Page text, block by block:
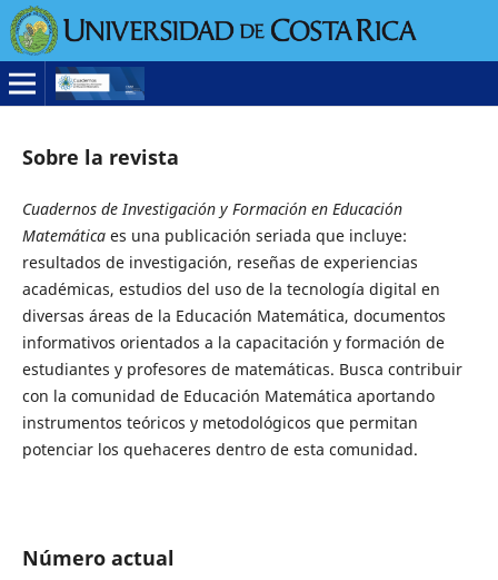
Sobre la revista
Cuadernos de Investigación y Formación en Educación
Matemáticaes una publicación seriada que incluye:
resultados de investigación, reseñas de experiencias
académicas, estudios del uso de la tecnología digital en
diversas áreas de la Educación Matemática, documentos
informativos orientados a la capacitación y formación de
estudiantes y profesores de matemáticas. Busca contribuir
con la comunidad de Educación Matemática aportando
instrumentos teóricos y metodológicos que permitan
potenciar los quehaceres dentro de esta comunidad.
Número actual